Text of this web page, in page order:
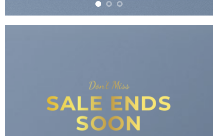
Don’t Miss
SALE ENDS
SOON